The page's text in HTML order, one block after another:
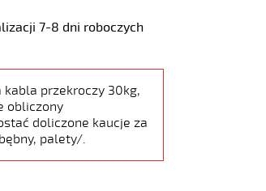
7-8 dni roboczych
przekroczy 30kg,
obliczony
doliczone kaucje za
palety/.